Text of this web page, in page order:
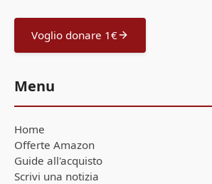
Voglio donare 1€
Menu
Home
Offerte Amazon
Guide all'acquisto
Scrivi una notizia